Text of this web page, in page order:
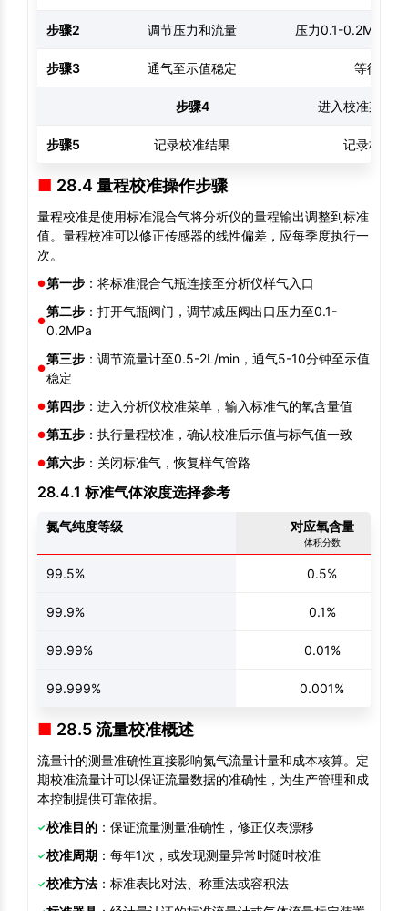
步骤2 调节压力和流量 压力0.1-0.2MPa
步骤3 通气至示值稳定 等待5-
步骤4 进入校准菜单
步骤5 记录校准结果 记录校准
28.4 量程校准操作步骤
量程校准是使用标准混合气将分析仪的量程输出调整到标准
值。量程校准可以修正传感器的线性偏差，应每季度执行一
次。
第一步 ：将标准混合气瓶连接至分析仪样气入口
第二步 ：打开气瓶阀门，调节减压阀出口压力至0.1-
0.2MPa
第三步 ：调节流量计至0.5-2L/min，通气5-10分钟至示值
稳定
第四步 ：进入分析仪校准菜单，输入标准气的氧含量值
第五步 ：执行量程校准，确认校准后示值与标气值一致
第六步 ：关闭标准气，恢复样气管路
28.4.1 标准气体浓度选择参考
氮气纯度等级 对应氧含量
体积分数
99.5% 0.5%
99.9% 0.1%
99.99% 0.01%
99.999% 0.001%
28.5 流量校准概述
流量计的测量准确性直接影响氮气流量计量和成本核算。定
期校准流量计可以保证流量数据的准确性，为生产管理和成
本控制提供可靠依据。
校准目的 ：保证流量测量准确性，修正仪表漂移
校准周期 ：每年1次，或发现测量异常时随时校准
校准方法 ：标准表比对法、称重法或容积法